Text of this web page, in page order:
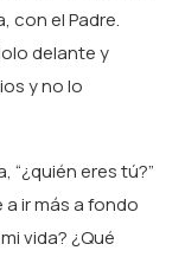
con el Padre.
delante y
y no lo
eres tú?”
ir más a fondo
vida? ¿Qué